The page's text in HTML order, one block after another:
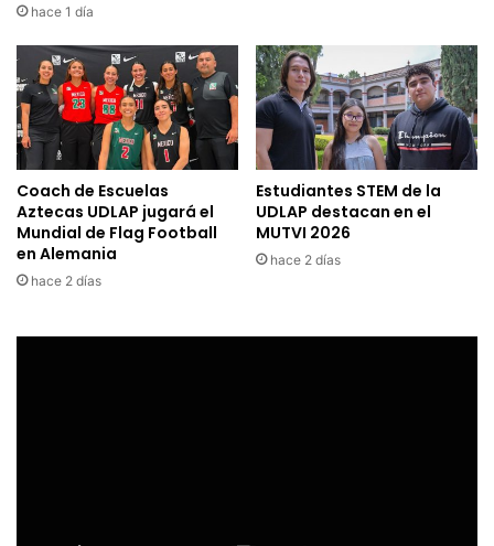
hace 1 día
Coach de Escuelas
Aztecas UDLAP jugará el
Mundial de Flag Football
en Alemania
hace 2 días
Estudiantes STEM de la
UDLAP destacan en el
MUTVI 2026
hace 2 días